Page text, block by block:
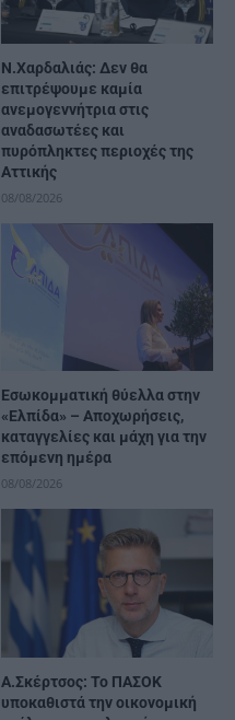
Ν.Χαρδαλιάς: Δεν θα
επιτρέψουμε καμία
ανεμογεννήτρια στις
αναδασωτέες και
πυρόπληκτες περιοχές της
Αττικής
08/08/2026
Εσωκομματική θύελλα στην
«Ελπίδα» – Αποχωρήσεις,
καταγγελίες και μάχη για την
επόμενη ημέρα
08/08/2026
Α.Σκέρτσος: Το ΠΑΣΟΚ
υποκαθιστά την οικονομική